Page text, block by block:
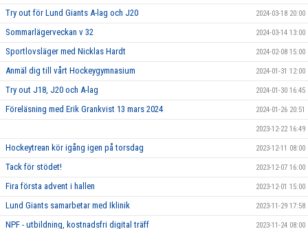
Try out för Lund Giants A-lag och J20 2024-03-18 20:00
Sommarlägerveckan v 32 2024-03-14 13:00
Sportlovsläger med Nicklas Hardt 2024-02-08 15:00
Anmäl dig till vårt Hockeygymnasium 2024-01-31 12:00
Try out J18, J20 och A-lag 2024-01-30 16:45
Föreläsning med Erik Grankvist 13 mars 2024 2024-01-26 20:51
2023-12-22 16:49
Hockeytrean kör igång igen på torsdag 2023-12-11 08:00
Tack för stödet! 2023-12-07 16:00
Fira första advent i hallen 2023-12-01 15:00
Lund Giants samarbetar med Iklinik 2023-11-29 17:58
NPF - utbildning, kostnadsfri digital träff 2023-11-24 08:00